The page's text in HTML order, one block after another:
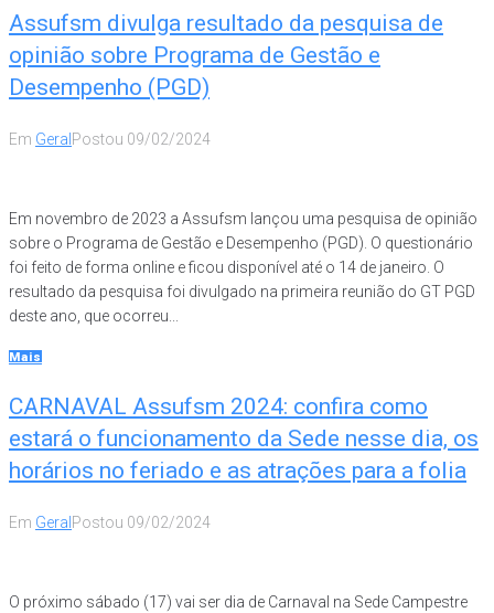
Assufsm divulga resultado da pesquisa de
opinião sobre Programa de Gestão e
Desempenho (PGD)
Em Geral Postou 09/02/2024
Em novembro de 2023 a Assufsm lançou uma pesquisa de opinião
sobre o Programa de Gestão e Desempenho (PGD). O questionário
foi feito de forma online e ficou disponível até o 14 de janeiro. O
resultado da pesquisa foi divulgado na primeira reunião do GT PGD
deste ano, que ocorreu...
Mais
CARNAVAL Assufsm 2024: confira como
estará o funcionamento da Sede nesse dia, os
horários no feriado e as atrações para a folia
Em Geral Postou 09/02/2024
O próximo sábado (17) vai ser dia de Carnaval na Sede Campestre